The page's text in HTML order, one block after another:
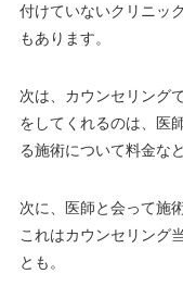
付けていないクリニッ
もあります。
次は、カウンセリング
をしてくれるのは、医
る施術について料金な
次に、医師と会って施
これはカウンセリング
とも。